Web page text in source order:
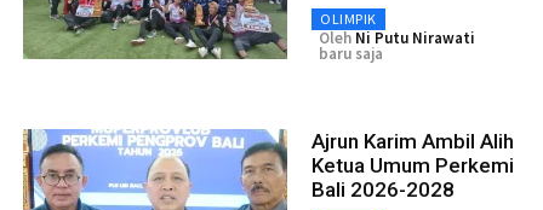
OLIMPIK
Oleh Ni Putu Nirawati
baru saja
Ajrun Karim Ambil Alih
Ketua Umum Perkemi
Bali 2026-2028